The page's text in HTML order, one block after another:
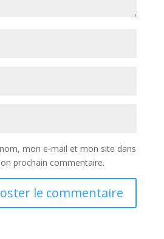
mon e-mail et mon site dans
prochain commentaire.